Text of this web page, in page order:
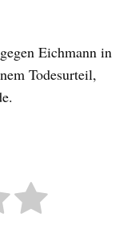
Eichmann in
Todesurteil,